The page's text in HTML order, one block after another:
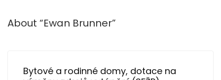
About “Ewan Brunner”
Bytové a rodinné domy, dotace na